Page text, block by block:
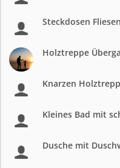
Steckdosen Fliesen
Holztreppe
Knarzen
Kleines Bad mit
Dusche mit